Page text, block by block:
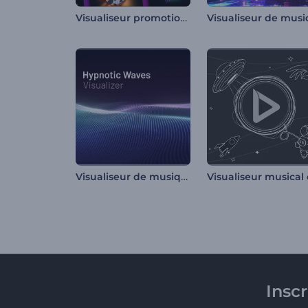
Visualiseur promotion album de musique
Visualiseur de musique - Vagues hypnotiques